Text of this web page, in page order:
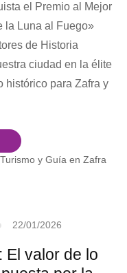
el Premio al Mejor
la Luna al Fuego»
de Historia
ciudad en la élite
histórico para Zafra y
y Guía en Zafra
22/01/2026
El valor de lo